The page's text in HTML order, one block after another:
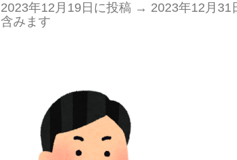
2023年12月19日に投稿 → 2023年12月31
含みます